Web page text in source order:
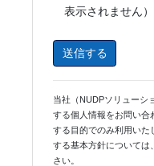
表示されません）
当社（NUDPソリューシ
する個人情報をお問い合
する目的でのみ利用いた
する基本方針については、
さい。